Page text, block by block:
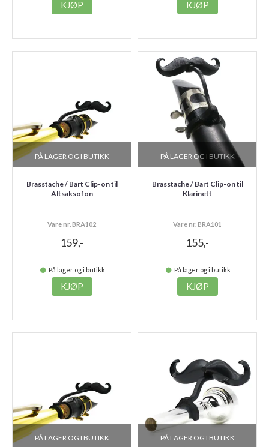
KJØP KJØP
PÅ LAGER OG I BUTIKK
Brasstache / Bart Clip-on til
Altsaksofon
Vare nr. BRA102
159,-
På lager og i butikk
KJØP
PÅ LAGER OG I BUTIKK
Brasstache / Bart Clip-on til
Klarinett
Vare nr. BRA101
155,-
På lager og i butikk
KJØP
PÅ LAGER OG I BUTIKK PÅ LAGER OG I BUTIKK